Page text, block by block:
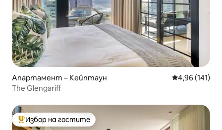
Апартамент – Кейптаун Средна
4,96 (141)
The Glengariff
Най-популярен избор на гостите
Избор на гостите